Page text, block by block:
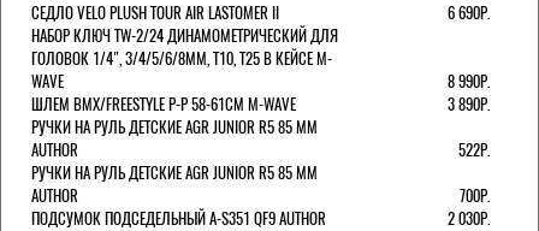
СЕДЛО VELO PLUSH TOUR AIR LASTOMER II
6 690Р.
НАБОР КЛЮЧ TW-2/24 ДИНАМОМЕТРИЧЕСКИЙ ДЛЯ
ГОЛОВОК 1/4", 3/4/5/6/8ММ, T10, T25 В КЕЙСЕ M-
WAVE
8 990Р.
ШЛЕМ ВМХ/FREESTYLE Р-Р 58-61СМ M-WAVE
3 890Р.
РУЧКИ НА РУЛЬ ДЕТСКИЕ AGR JUNIOR R5 85 ММ
AUTHOR
522Р.
РУЧКИ НА РУЛЬ ДЕТСКИЕ AGR JUNIOR R5 85 ММ
AUTHOR
700Р.
ПОДСУМОК ПОДСЕДЕЛЬНЫЙ A-S351 QF9 AUTHOR
2 030Р.